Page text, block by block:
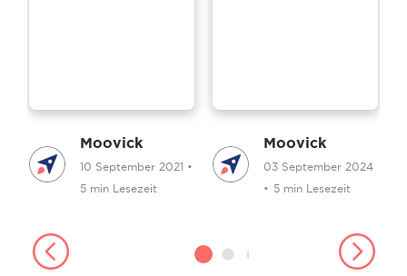
Moovick
10 September 2021 •
5 min Lesezeit
Moovick
03 September 2024
• 5 min Lesezeit